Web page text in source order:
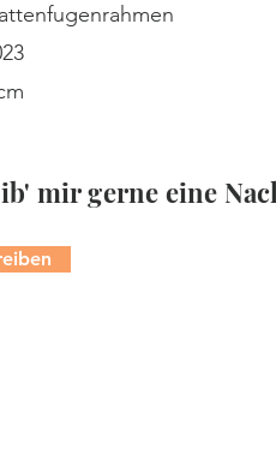
mir gerne eine